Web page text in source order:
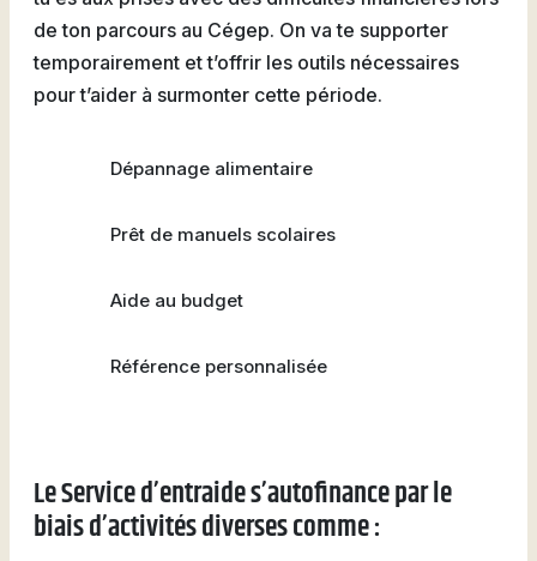
Basketball
Deviens
Filons
Foire aux
Stationnement
La Fondation du Cégep
de Thetford et de
Nos partenaires
Les Presses du Cégep
Nouvelles
Nous joindre
collégiales
Stages en alternance
À propos de la formation
Annuaire des
Activités sportives
Visite notre Cégep
Coûts à prévoir
Foire aux questions
(FAQ)
Viens discuter avec nous
Expériences et
Foire aux questions de
Nous joindre
de ton parcours au Cégep. On va te supporter
temporairement et t’offrir les outils nécessaires
pour t’aider à surmonter cette période.
Dépannage alimentaire
Prêt de manuels scolaires
Aide au budget
Référence personnalisée
Le Service d’entraide s’autofinance par le
biais d’activités diverses comme :